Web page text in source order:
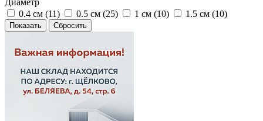
Диаметр
0.4 см (11) 0.5 см (25) 1 см (10) 1.5 см (10)
Сбросить